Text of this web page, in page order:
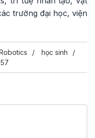
trường đại học, viện
học sinh